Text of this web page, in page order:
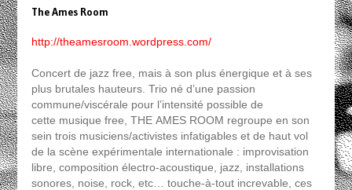
The Ames Room
http://theamesroom.wordpress.com/
Concert de jazz free, mais à son plus énergique et à ses
plus brutales hauteurs. Trio né d’une passion
commune/viscérale pour l’intensité possible de
cette musique free, THE AMES ROOM regroupe en son
sein trois musiciens/activistes infatigables et de haut vol
de la scène expérimentale internationale : improvisation
libre, composition électro-acoustique, jazz, installations
sonores, noise, rock, etc… touche-à-tout increvable, ces